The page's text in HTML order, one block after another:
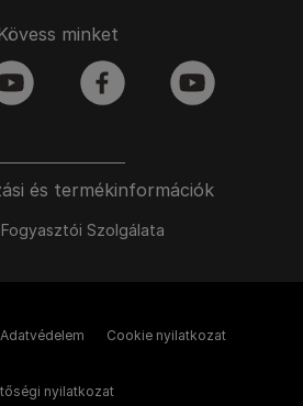
és termékinformációk
Szolgálata
minket
youtube facebook youtube
Adatvédelem Cookie nyilatkozat
nyilatkozat